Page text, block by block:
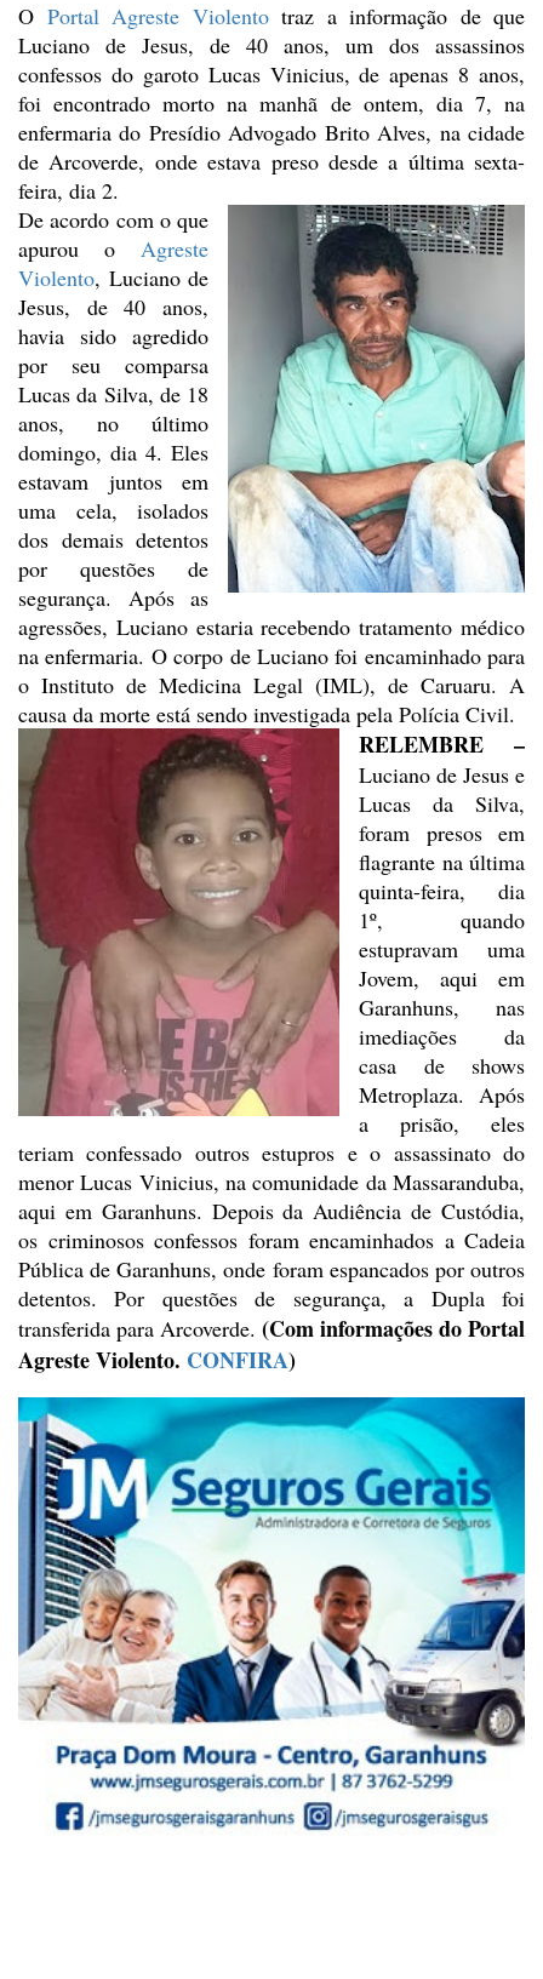
O Portal Agreste Violentotraz a informação de que
Luciano de Jesus, de 40 anos, um dos assassinos
confessos do garoto Lucas Vinicius, de apenas 8 anos,
foi encontrado morto na manhã deontem, dia 7, na
enfermaria do Presídio Advogado Brito Alves, na cidade
de Arcoverde, onde estava preso desde a última sexta-
feira, dia 2.
De acordo com o que
apurou o
Agreste
Violento, Luciano de
Jesus, de 40 anos,
havia sido agredido
por seu comparsa
Lucas da Silva, de 18
anos, no último
domingo, dia 4. Eles
estavam juntos em
uma cela, isolados
dos demais detentos
por questões de
segurança. Apósas
agressões, Luciano estaria recebendo tratamento médico
na enfermaria. Ocorpo de Luciano foi encaminhado para
o Instituto de Medicina Legal (IML), de Caruaru. A
causa da morte está sendo investigada pela Polícia Civil.
RELEMBRE –
Luciano de Jesus e
Lucas da Silva,
foram presos em
flagrante na última
quinta-feira, dia
1º, quando
estupravam uma
Jovem, aqui em
Garanhuns, nas
imediações da
casa de shows
Metroplaza. Após
a prisão, eles
teriam confessado outros estupros e o assassinato do
menor Lucas Vinicius, na comunidade da Massaranduba,
aqui emGaranhuns. Depois da Audiência de Custódia,
os criminosos confessos foram encaminhados a Cadeia
Pública de Garanhuns, onde foram espancados por outros
detentos. Por questões de segurança, a Dupla foi
transferida para Arcoverde. (Cominformações do Portal
Agreste Violento. CONFIRA)